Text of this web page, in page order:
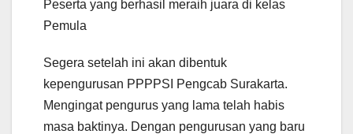
Peserta yang berhasil meraih juara di kelas
Pemula
Segera setelah ini akan dibentuk
kepengurusan PPPPSI Pengcab Surakarta.
Mengingat pengurus yang lama telah habis
masa baktinya. Dengan pengurusan yang baru